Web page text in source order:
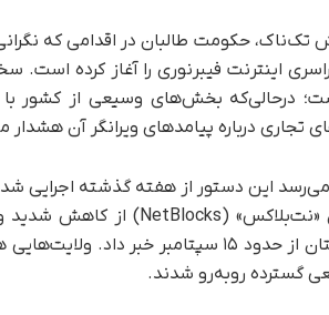
تک‌ناک، حکومت طالبان در اقدامی که
اینترنت فیبرنوری را آغاز کرده است.
در‌حالی‌که بخش‌های وسیعی از کشور
تجاری درباره پیامدهای ویرانگر آن هشدار
این دستور از هفته گذشته اجرایی
افغانستان از حدود ۱۵ سپتامبر خبر
گسترده روبه‌رو شدند.